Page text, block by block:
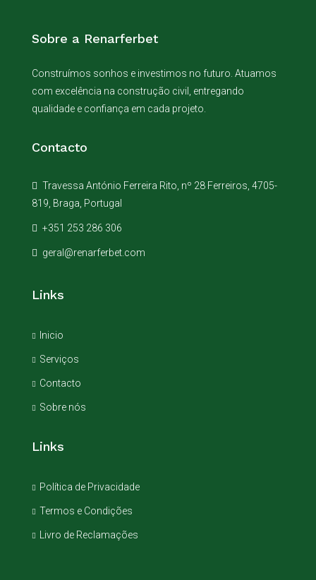
Sobre a Renarferbet
Construímos sonhos e investimos no futuro. Atuamos
com excelência na construção civil, entregando
qualidade e confiança em cada projeto.
Contacto
Travessa António Ferreira Rito, nº 28 Ferreiros, 4705-
819, Braga, Portugal
+351 253 286 306
geral@renarferbet.com
Links
Inicio
Serviços
Contacto
Sobre nós
Links
Política de Privacidade
Termos e Condições
Livro de Reclamações